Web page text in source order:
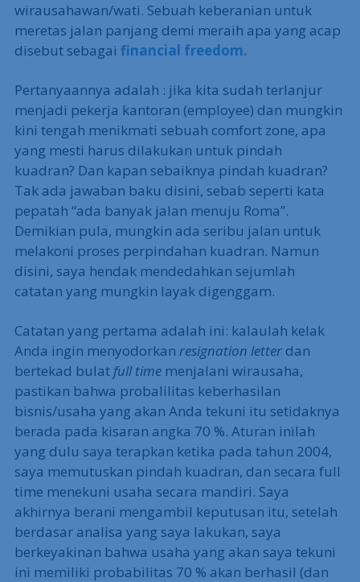
wirausahawan/wati. Sebuah keberanian untuk
meretas jalan panjang demi meraih apa yang acap
disebut sebagai financial freedom.
Pertanyaannya adalah : jika kita sudah terlanjur
menjadi pekerja kantoran (employee) dan mungkin
kini tengah menikmati sebuah comfort zone, apa
yang mesti harus dilakukan untuk pindah
kuadran? Dan kapan sebaiknya pindah kuadran?
Tak ada jawaban baku disini, sebab seperti kata
pepatah “ada banyak jalan menuju Roma”.
Demikian pula, mungkin ada seribu jalan untuk
melakoni proses perpindahan kuadran. Namun
disini, saya hendak mendedahkan sejumlah
catatan yang mungkin layak digenggam.
Catatan yang pertama adalah ini: kalaulah kelak
Anda ingin menyodorkan resignation letterdan
bertekad bulat full timemenjalani wirausaha,
pastikan bahwa probalilitas keberhasilan
bisnis/usaha yang akan Anda tekuni itu setidaknya
berada pada kisaran angka 70 %. Aturan inilah
yang dulu saya terapkan ketika pada tahun 2004,
saya memutuskan pindah kuadran, dan secara full
time menekuni usaha secara mandiri. Saya
akhirnya berani mengambil keputusan itu, setelah
berdasar analisa yang saya lakukan, saya
berkeyakinan bahwa usaha yang akan saya tekuni
ini memiliki probabilitas 70 % akan berhasil (dan